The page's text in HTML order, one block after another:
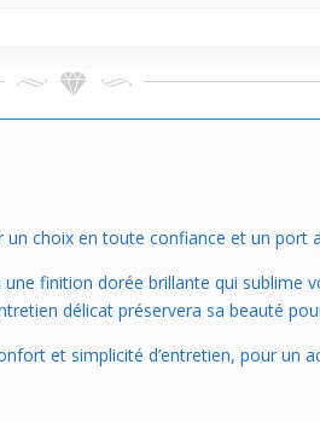
choix en toute confiance et un port
finition dorée brillante qui sublime
délicat préservera sa beauté
et simplicité d’entretien, pour un